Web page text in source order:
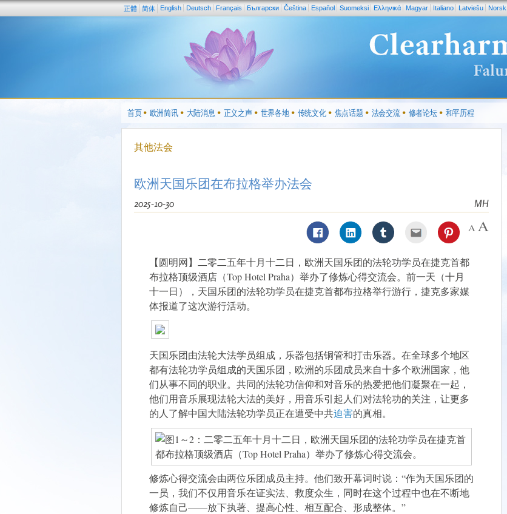
正體 简体 English Deutsch Français Български Čeština Español Suomeksi Ελληνικά Magyar Italiano Latviešu Norsk
首页 欧洲简讯 大陆消息 正义之声 世界各地 传统文化 焦点话题 法会交流 修者论坛 和平历程
其他法会
欧洲天国乐团在布拉格举办法会
MH
2025-10-30
【圆明网】二零二五年十月十二日，欧洲天国乐团的法轮功学员在捷克首都
布拉格顶级酒店（Top Hotel Praha）举办了修炼心得交流会。前一天（十月
十一日），天国乐团的法轮功学员在捷克首都布拉格举行游行，捷克多家媒
体报道了这次游行活动。
天国乐团由法轮大法学员组成，乐器包括铜管和打击乐器。在全球多个地区
都有法轮功学员组成的天国乐团，欧洲的乐团成员来自十多个欧洲国家，他
们从事不同的职业。共同的法轮功信仰和对音乐的热爱把他们凝聚在一起，
他们用音乐展现法轮大法的美好，用音乐引起人们对法轮功的关注，让更多
的人了解中国大陆法轮功学员正在遭受中共迫害的真相。
修炼心得交流会由两位乐团成员主持。他们致开幕词时说：“作为天国乐团的
一员，我们不仅用音乐在证实法、救度众生，同时在这个过程中也在不断地
修炼自己——放下执著、提高心性、相互配合、形成整体。”